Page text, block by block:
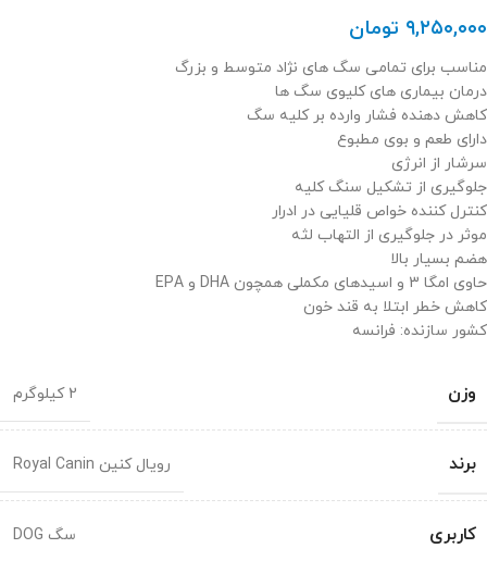
۹,۲۵۰,۰۰۰ تومان
مناسب برای تمامی سگ های نژاد متوسط و بزرگ
درمان بیماری های کلیوی سگ ها
کاهش دهنده فشار وارده بر کلیه سگ
دارای طعم و بوی مطبوع
سرشار از انرژی
جلوگیری از تشکیل سنگ کلیه
کنترل کننده خواص قلیایی در ادرار
موثر در جلوگیری از التهاب لثه
هضم بسیار بالا
حاوی امگا 3 و اسیدهای مکملی همچون DHA و EPA
کاهش خطر ابتلا به قند خون
کشور سازنده: فرانسه
وزن 2 کیلوگرم
برند رویال کنین Royal Canin
کاربری سگ DOG